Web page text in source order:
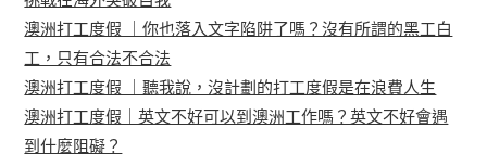
澳洲打工度假 ｜你也落入文字陷阱了嗎？沒有所謂的黑工白
工，只有合法不合法
澳洲打工度假 ｜聽我說，沒計劃的打工度假是在浪費人生
澳洲打工度假｜英文不好可以到澳洲工作嗎？英文不好會遇
到什麼阻礙？